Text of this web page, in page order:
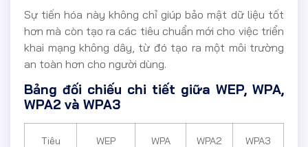
Sự tiến hóa này không chỉ giúp bảo mật dữ liệu tốt
hơn mà còn tạo ra các tiêu chuẩn mới cho việc triển
khai mạng không dây, từ đó tạo ra một môi trường
an toàn hơn cho người dùng.
Bảng đối chiếu chi tiết giữa WEP, WPA,
WPA2 và WPA3
Tiêu WEP WPA WPA2 WPA3